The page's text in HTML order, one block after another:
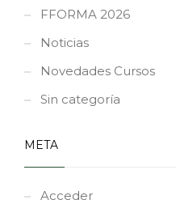
FFORMA 2026
Noticias
Novedades Cursos
Sin categoría
META
Acceder